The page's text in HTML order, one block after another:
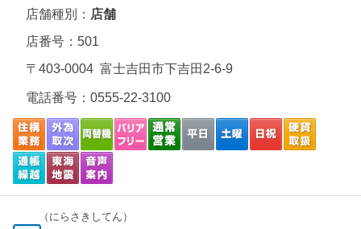
店舗種別： 店舗
店番号：501
〒403-0004 富士吉田市下吉田2-6-9
電話番号： 0555-22-3100
（にらさきしてん）